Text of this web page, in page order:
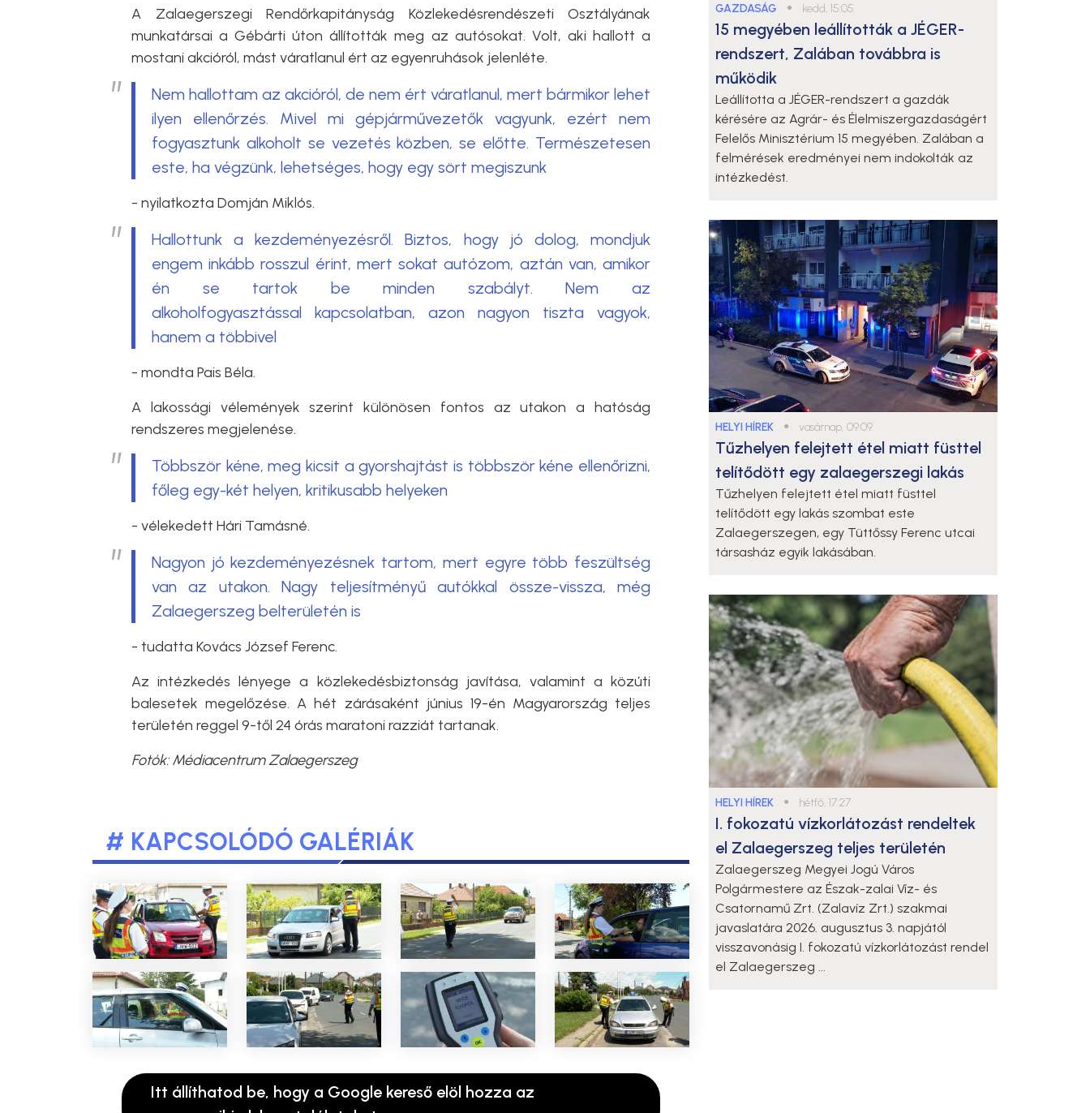
A Zalaegerszegi Rendőrkapitányság Közlekedésrendészeti Osztályának
munkatársai a Gébárti úton állították meg az autósokat. Volt, aki hallott a
mostani akcióról, mást váratlanul ért az egyenruhások jelenléte.
Nem hallottam az akcióról, de nem ért váratlanul, mert bármikor lehet
ilyen ellenőrzés. Mivel mi gépjárművezetők vagyunk, ezért nem
fogyasztunk alkoholt se vezetés közben, se előtte. Természetesen
este, ha végzünk, lehetséges, hogy egy sört megiszunk
- nyilatkozta Domján Miklós.
Hallottunk a kezdeményezésről. Biztos, hogy jó dolog, mondjuk
engem inkább rosszul érint, mert sokat autózom, aztán van, amikor
én se tartok be minden szabályt. Nem az
alkoholfogyasztással kapcsolatban, azon nagyon tiszta vagyok,
hanem a többivel
- mondta Pais Béla.
A lakossági vélemények szerint különösen fontos az utakon a hatóság
rendszeres megjelenése.
Többször kéne, meg kicsit a gyorshajtást is többször kéne ellenőrizni,
főleg egy-két helyen, kritikusabb helyeken
- vélekedett Hári Tamásné.
Nagyon jó kezdeményezésnek tartom, mert egyre több feszültség
van az utakon. Nagy teljesítményű autókkal össze-vissza, még
Zalaegerszeg belterületén is
- tudatta Kovács József Ferenc.
Az intézkedés lényege a közlekedésbiztonság javítása, valamint a közúti
balesetek megelőzése. A hét zárásaként június 19-én Magyarország teljes
területén reggel 9-től 24 órás maratoni razziát tartanak.
Fotók: Médiacentrum Zalaegerszeg
# KAPCSOLÓDÓ GALÉRIÁK
Itt állíthatod be, hogy a Google kereső elöl hozza az
GAZDASÁG ● kedd, 15:05
15 megyében leállították a JÉGER-
rendszert, Zalában továbbra is
működik
Leállította a JÉGER-rendszert a gazdák
kérésére az Agrár- és Élelmiszergazdaságért
Felelős Minisztérium 15 megyében. Zalában a
felmérések eredményei nem indokolták az
intézkedést.
HELYI HÍREK ● vasárnap, 09:09
Tűzhelyen felejtett étel miatt füsttel
telítődött egy zalaegerszegi lakás
Tűzhelyen felejtett étel miatt füsttel
telítődött egy lakás szombat este
Zalaegerszegen, egy Tüttőssy Ferenc utcai
társasház egyik lakásában.
HELYI HÍREK ● hétfő, 17:27
I. fokozatú vízkorlátozást rendeltek
el Zalaegerszeg teljes területén
Zalaegerszeg Megyei Jogú Város
Polgármestere az Észak-zalai Víz- és
Csatornamű Zrt. (Zalavíz Zrt.) szakmai
javaslatára 2026. augusztus 3. napjától
visszavonásig I. fokozatú vízkorlátozást rendel
el Zalaegerszeg ...